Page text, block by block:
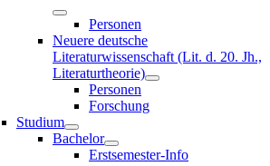
Personen
Neuere deutsche
Literaturwissenschaft (Lit. d. 20. Jh.,
Literaturtheorie)
Personen
Forschung
Studium
Bachelor
Erstsemester-Info